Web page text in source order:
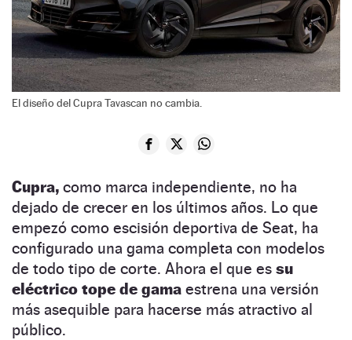
El diseño del Cupra Tavascan no cambia.
Cupra, como marca independiente, no ha
dejado de crecer en los últimos años. Lo que
empezó como escisión deportiva de Seat, ha
configurado una gama completa con modelos
de todo tipo de corte. Ahora el que es su
eléctrico tope de gama estrena una versión
más asequible para hacerse más atractivo al
público.